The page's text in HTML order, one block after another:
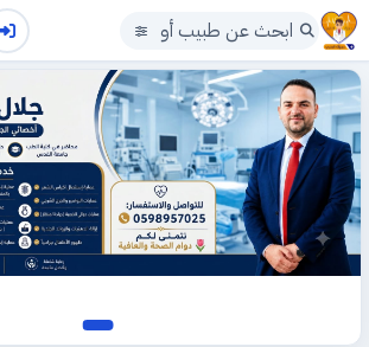
حجزك الطبي — دليل الأطباء والعيادات في